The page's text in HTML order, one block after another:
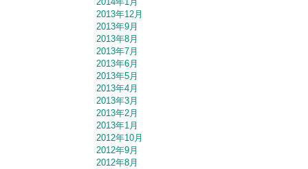
2013年12月
2013年9月
2013年8月
2013年7月
2013年6月
2013年5月
2013年4月
2013年3月
2013年2月
2013年1月
2012年10月
2012年9月
2012年8月